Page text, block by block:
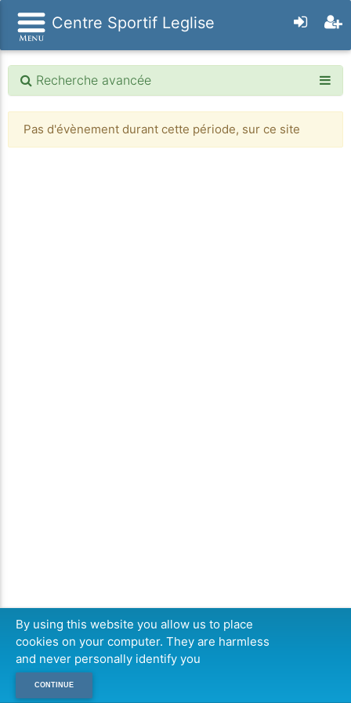
Centre Sportif Leglise
Recherche avancée
Pas d'évènement durant cette période, sur ce site
By using this website you allow us to place
cookies on your computer. They are harmless
and never personally identify you
CONTINUE